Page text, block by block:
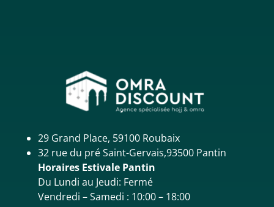
29 Grand Place, 59100 Roubaix
32 rue du pré Saint-Gervais,93500 Pantin
Horaires Estivale Pantin
Du Lundi au Jeudi: Fermé
Vendredi – Samedi : 10:00 – 18:00